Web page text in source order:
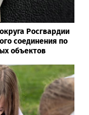
Росгвардии
соединения по
объектов